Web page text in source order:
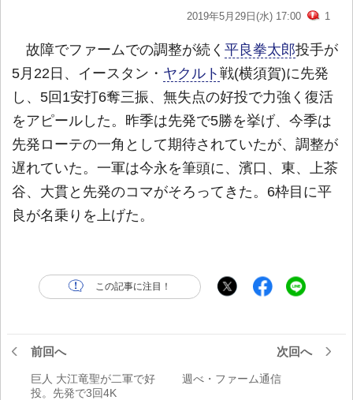
2019年5月29日(水) 17:00 1
故障でファームでの調整が続く 平良拳太郎投手が
5月22日、イースタン・ ヤクルト 戦(横須賀)に先発
し、5回1安打6奪三振、無失点の好投で力強く復活
をアピールした。昨季は先発で5勝を挙げ、今季は
先発ローテの一角として期待されていたが、調整が
遅れていた。一軍は今永を筆頭に、濱口、東、上茶
谷、大貫と先発のコマがそろってきた。6枠目に平
良が名乗りを上げた。
この記事に注目！
前回へ
巨人 大江竜聖が二軍で好
投。先発で3回4K
次回へ
週べ・ファーム通信